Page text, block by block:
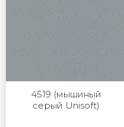
4519 (мышиный
серый Unisoft)